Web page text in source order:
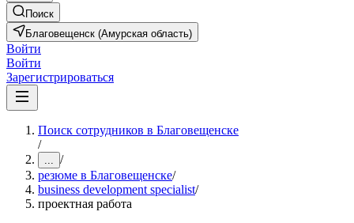
Поиск
Благовещенск (Амурская область)
Войти
Войти
Зарегистрироваться
Поиск сотрудников в Благовещенске
/
... /
резюме в Благовещенске/
business development specialist/
проектная работа